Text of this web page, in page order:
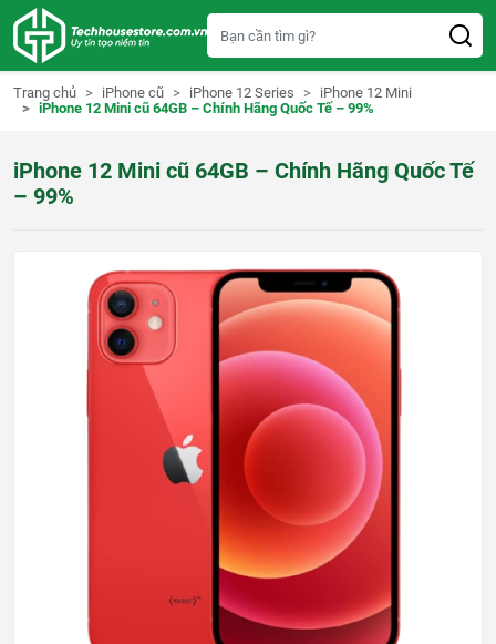
Trang chủ iPhone cũ iPhone 12 Series
iPhone 12 Mini
iPhone 12 Mini cũ 64GB – Chính Hãng Quốc Tế – 99%
iPhone 12 Mini cũ 64GB – Chính Hãng Quốc Tế
– 99%